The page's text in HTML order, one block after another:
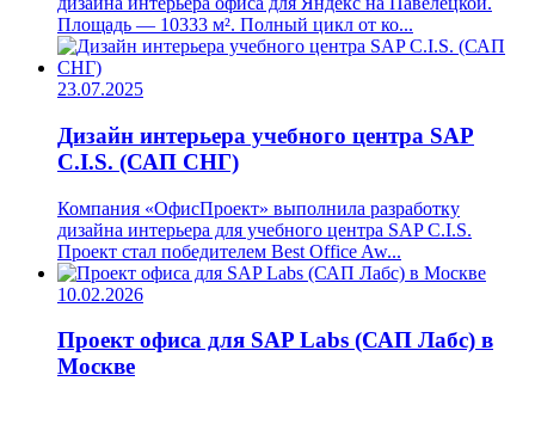
Площадь — 10333 м². Полный цикл от ко...
23.07.2025
Дизайн интерьера учебного центра SAP
C.I.S. (САП СНГ)
Компания «ОфисПроект» выполнила разработку
дизайна интерьера для учебного центра SAP C.I.S.
Проект стал победителем Best Office Aw...
10.02.2026
Проект офиса для SAP Labs (САП Лабс) в
Москве